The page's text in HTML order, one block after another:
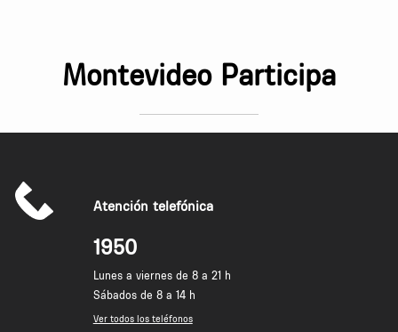
Montevideo Participa
Atención telefónica
1950
Lunes a viernes de 8 a 21 h
Sábados de 8 a 14 h
Ver todos los teléfonos